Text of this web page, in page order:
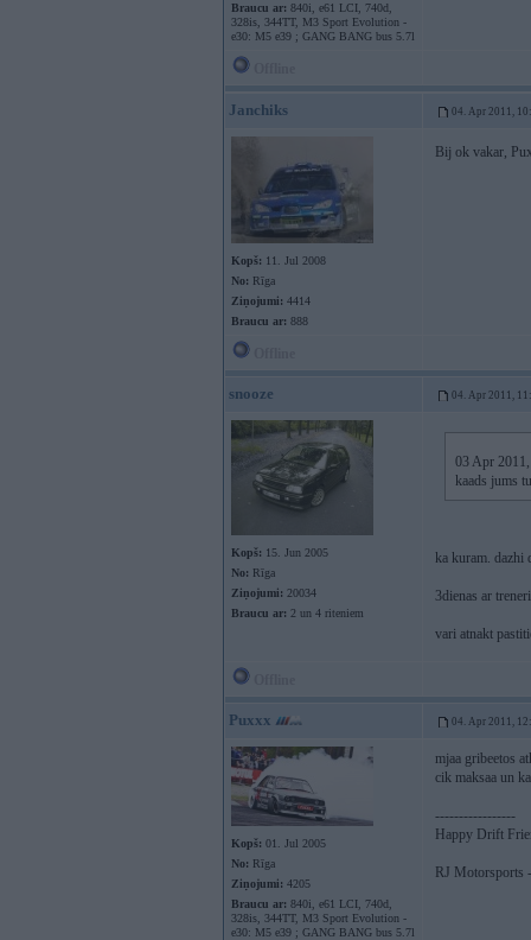
Braucu ar: 840i, e61 LCI, 740d,
328is, 344TT, M3 Sport Evolution -
e30: M5 e39 ; GANG BANG bus 5.7l
Janchiks 04. Apr 2011,
Kopš: 11. Jul 2008
No: Rīga
Ziņojumi: 4414
Braucu ar: 888
Bij ok vakar,
snooze 04. Apr 2011,
Kopš: 15. Jun 2005
No: Rīga
Ziņojumi: 20034
Braucu ar: 2 un 4 riteniem
03 Apr
kaads jums
ka kuram. dazhi
3dienas ar
vari atnakt
Puxxx 04. Apr 2011,
Kopš: 01. Jul 2005
No: Rīga
Ziņojumi: 4205
Braucu ar: 840i, e61 LCI, 740d,
328is, 344TT, M3 Sport Evolution -
e30: M5 e39 ; GANG BANG bus 5.7l
mjaa gribeetos
cik maksaa un
-----------------
Happy Drift
RJ Motorsports